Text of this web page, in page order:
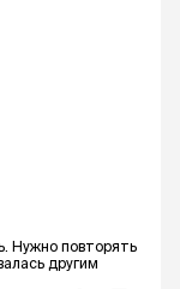
Нужно повторять
другим